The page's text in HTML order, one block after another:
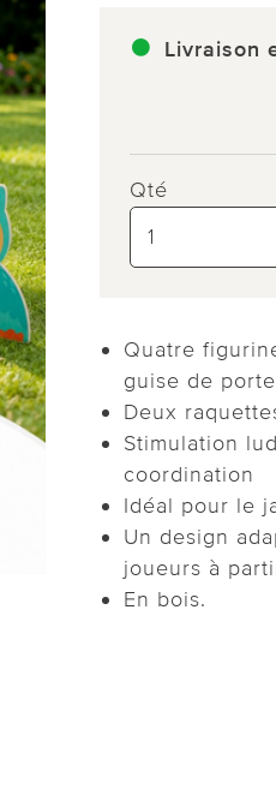
Livraison
Qté
Quatre
guise de
Deux
Stimulation
coordination
Idéal pour le
Un design
joueurs à
En bois.